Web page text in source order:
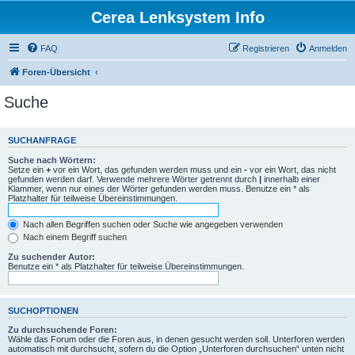
Cerea Lenksystem Info
FAQ Anmelden
Registrieren
Foren-Übersicht
Suche
SUCHANFRAGE
Suche nach Wörtern:
Setze ein + vor ein Wort, das gefunden werden muss und ein - vor ein Wort, das nicht
gefunden werden darf. Verwende mehrere Wörter getrennt durch | innerhalb einer
Klammer, wenn nur eines der Wörter gefunden werden muss. Benutze ein * als
Platzhalter für teilweise Übereinstimmungen.
Nach allen Begriffen suchen oder Suche wie angegeben verwenden
Nach einem Begriff suchen
Zu suchender Autor:
Benutze ein * als Platzhalter für teilweise Übereinstimmungen.
SUCHOPTIONEN
Zu durchsuchende Foren:
Wähle das Forum oder die Foren aus, in denen gesucht werden soll. Unterforen werden
automatisch mit durchsucht, sofern du die Option „Unterforen durchsuchen“ unten nicht